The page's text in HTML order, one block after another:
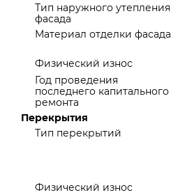
Тип наружного утепления
фасада
Материал отделки фасада
Физический износ
Год проведения
последнего капитального
ремонта
Перекрытия
Тип перекрытий
Физический износ